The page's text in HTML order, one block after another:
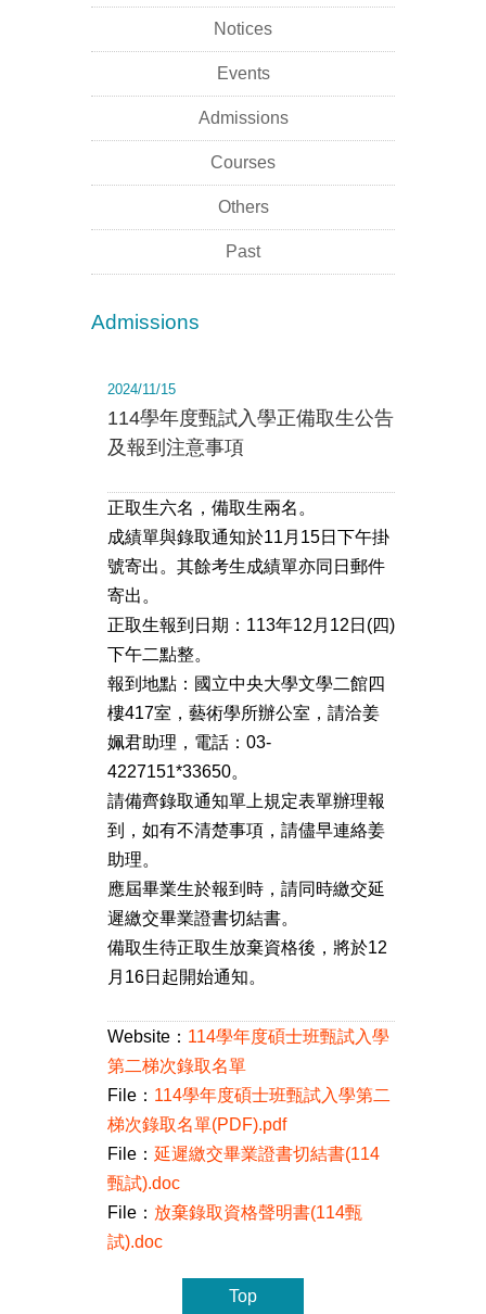
Notices
Events
Admissions
Courses
Others
Past
Admissions
2024/11/15
114學年度甄試入學正備取生公告
及報到注意事項
正取生六名，備取生兩名。
成績單與錄取通知於11月15日下午掛
號寄出。其餘考生成績單亦同日郵件
寄出。
正取生報到日期：113年12月12日(四)
下午二點整。
報到地點：國立中央大學文學二館四
樓417室，藝術學所辦公室，請洽姜
姵君助理，電話：03-
4227151*33650。
請備齊錄取通知單上規定表單辦理報
到，如有不清楚事項，請儘早連絡姜
助理。
應屆畢業生於報到時，請同時繳交延
遲繳交畢業證書切結書。
備取生待正取生放棄資格後，將於12
月16日起開始通知。
Website： 114學年度碩士班甄試入學
第二梯次錄取名單
File： 114學年度碩士班甄試入學第二
梯次錄取名單(PDF).pdf
File： 延遲繳交畢業證書切結書(114
甄試).doc
File： 放棄錄取資格聲明書(114甄
試).doc
Top